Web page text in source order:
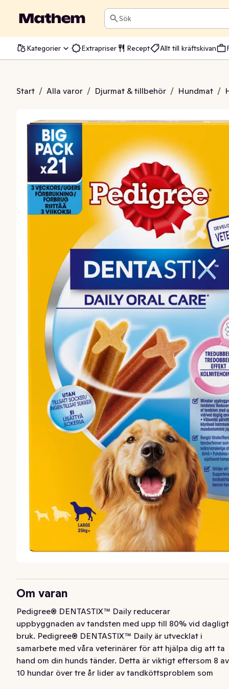
Sök
Kategorier Extrapriser Recept Allt till kräftskivan
Start / Alla varor / Djurmat & tillbehör / Hundmat /
Large
Om varan
Pedigree® DENTASTIX™ Daily reducerar
uppbyggnaden av tandsten med upp till 80% vid dagligt
bruk. Pedigree® DENTASTIX™ Daily är utvecklat i
samarbete med våra veterinärer för att hjälpa dig att ta
hand om din hunds tänder. Detta är viktigt eftersom 8 av
10 hundar över tre år lider av tandköttsproblem som